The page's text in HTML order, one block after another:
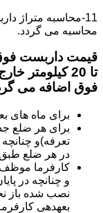
11-محاسبه متراژ
محاسبه می گردد.
قیمت داربست
فوق اضافه می
برای ماه های
برای هر ضلع
تعرفه)و
در هر ضلع
کارفرما موظف
و چنانچه در
نصب شده باز
بعهده­ی